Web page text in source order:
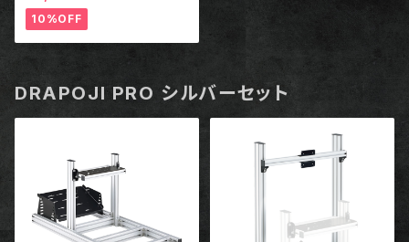
10%OFF
DRAPOJI PRO シルバーセット